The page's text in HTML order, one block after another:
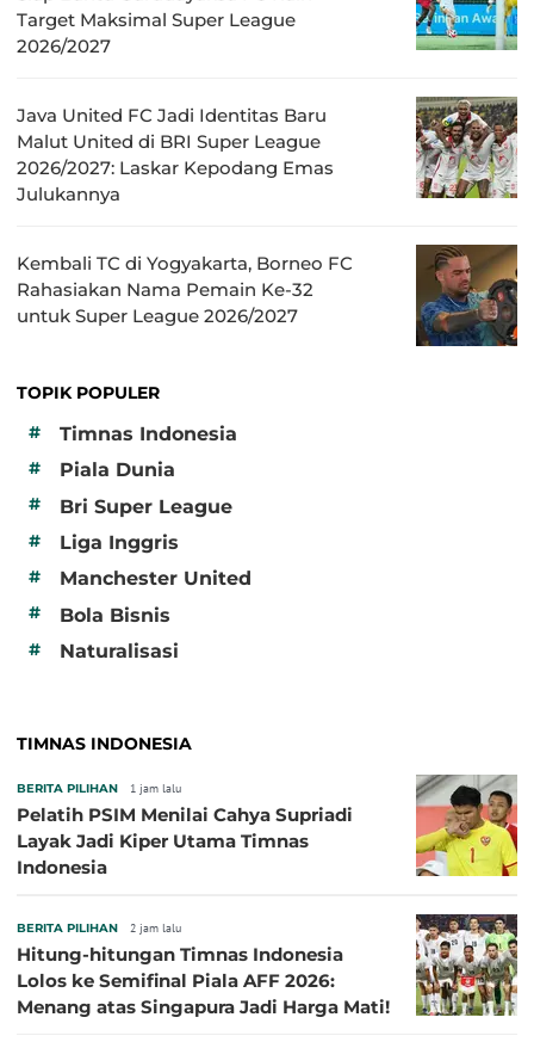
Target Maksimal Super League
2026/2027
Java United FC Jadi Identitas Baru
Malut United di BRI Super League
2026/2027: Laskar Kepodang Emas
Julukannya
Kembali TC di Yogyakarta, Borneo FC
Rahasiakan Nama Pemain Ke-32
untuk Super League 2026/2027
TOPIK POPULER
#
Timnas Indonesia
# Piala Dunia
# Bri Super League
# Liga Inggris
# Manchester United
# Bola Bisnis
# Naturalisasi
TIMNAS INDONESIA
BERITA PILIHAN 1 jam lalu
Pelatih PSIM Menilai Cahya Supriadi
Layak Jadi Kiper Utama Timnas
Indonesia
BERITA PILIHAN 2 jam lalu
Hitung-hitungan Timnas Indonesia
Lolos ke Semifinal Piala AFF 2026:
Menang atas Singapura Jadi Harga Mati!